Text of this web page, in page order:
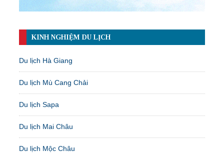
KINH NGHIỆM DU LỊCH
Du lịch Hà Giang
Du lịch Mù Cang Chải
Du lịch Sapa
Du lịch Mai Châu
Du lịch Mộc Châu